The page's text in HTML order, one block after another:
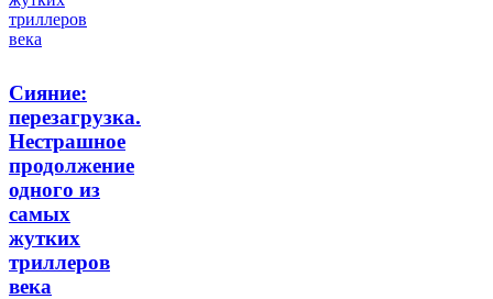
Сияние:
перезагрузка.
Нестрашное
продолжение
одного из
самых
жутких
триллеров
века